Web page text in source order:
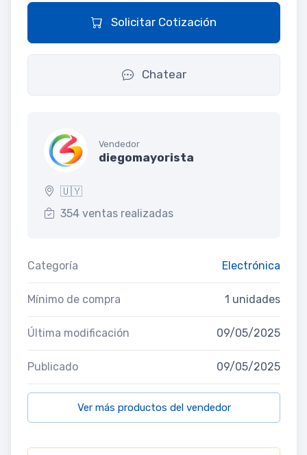
Solicitar Cotización
Chatear
Vendedor
diegomayorista
🇺🇾
354 ventas realizadas
Categoría Electrónica
Mínimo de compra 1 unidades
Última modificación 09/05/2025
Publicado 09/05/2025
Ver más productos del vendedor